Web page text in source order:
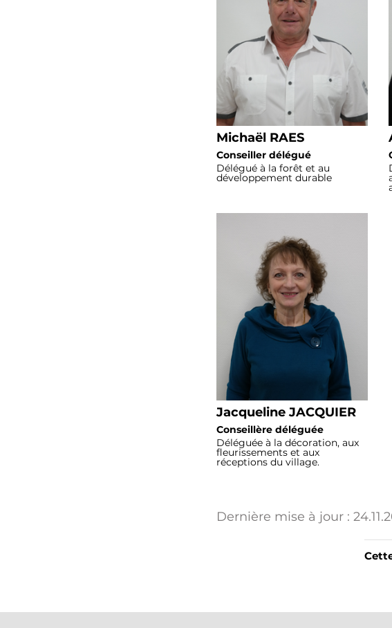
Michaël RAES
Conseiller délégué
Délégué à la forêt et au
développement durable
Jacqueline JACQUIER
Conseillère déléguée
Déléguée à la décoration, aux
fleurissements et aux
réceptions du village.
Dernière mise à jour :